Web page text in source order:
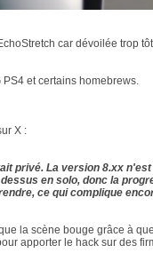
car dévoilée trop
et certains homebrews.
X :
privé. La version 8.xx
en solo, donc la
ce qui complique
la scène bouge grâce à
apporter le hack sur des